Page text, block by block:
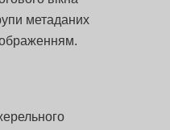
метаданих